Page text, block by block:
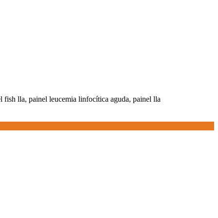
fish lla, painel leucemia linfocítica aguda, painel lla